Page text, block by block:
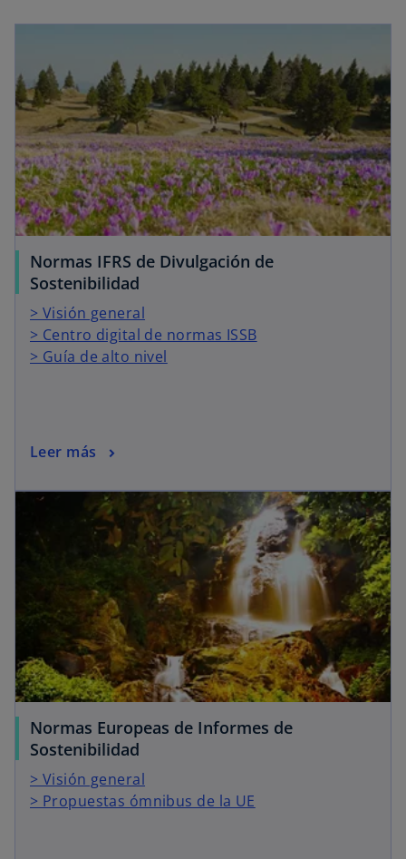
Normas IFRS de Divulgación de
Sostenibilidad
> Visión general
> Centro digital de normas ISSB
> Guía de alto nivel
Leer más
Normas Europeas de Informes de
Sostenibilidad
> Visión general
> Propuestas ómnibus de la UE